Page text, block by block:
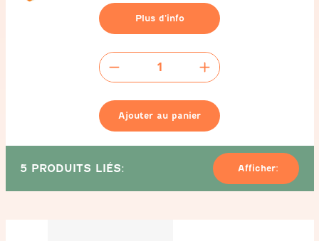
Plus d’info
de
de
réception
-
6x9m
Ajouter au panier
5 PRODUITS LIÉS: Afficher: